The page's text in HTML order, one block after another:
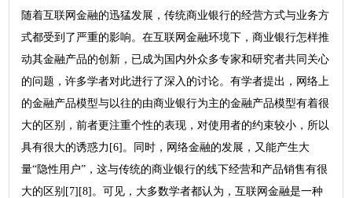
随着互联网金融的迅猛发展，传统商业银行的经营方式与业务方
式都受到了严重的影响。在互联网金融环境下，商业银行怎样推
动其金融产品的创新，已成为国内外众多专家和研究者共同关心
的问题，许多学者对此进行了深入的讨论。有学者提出，网络上
的金融产品模型与以往的由商业银行为主的金融产品模型有着很
大的区别，前者更注重个性的表现，对使用者的约束较小，所以
具有很大的诱惑力[6]。同时，网络金融的发展，又能产生大
量“隐性用户”，这与传统的商业银行的线下经营和产品销售有很
大的区别[7][8]。可见，大多数学者都认为，互联网金融是一种